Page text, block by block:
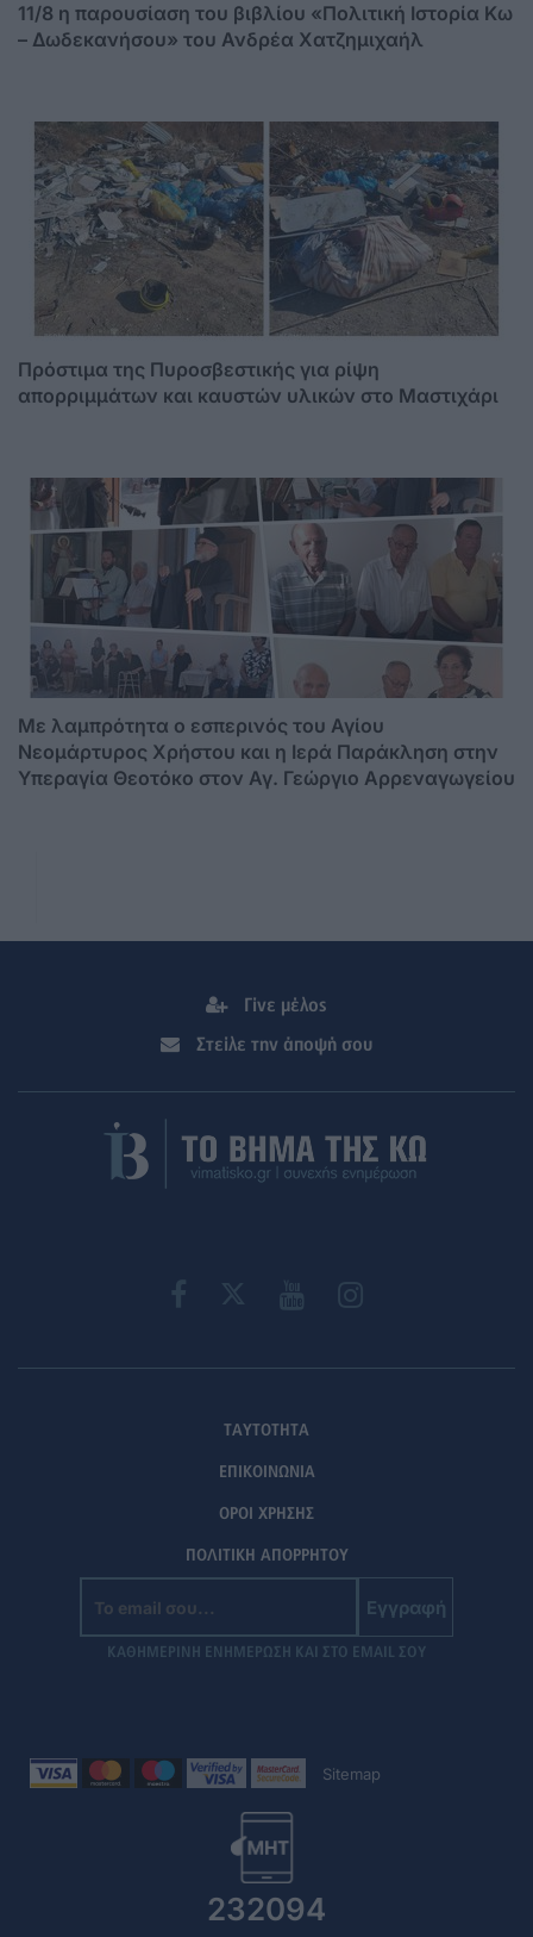
11/8 η παρουσίαση του βιβλίου «Πολιτική Ιστορία Κω
– Δωδεκανήσου» του Ανδρέα Χατζημιχαήλ
Πρόστιμα της Πυροσβεστικής για ρίψη
απορριμμάτων και καυστών υλικών στο Μαστιχάρι
Mε λαμπρότητα ο εσπερινός του Αγίου
Νεομάρτυρος Χρήστου και η Ιερά Παράκληση στην
Υπεραγία Θεοτόκο στον Αγ. Γεώργιο Αρρεναγωγείου
Γίνε μέλος
Στείλε την άποψή σου
ΤΑΥΤΟΤΗΤΑ
ΕΠΙΚΟΙΝΩΝΙΑ
ΟΡΟΙ ΧΡΗΣΗΣ
ΠΟΛΙΤΙΚΗ ΑΠΟΡΡΗΤΟΥ
Εγγραφή
ΚΑΘΗΜΕΡΙΝΗ ΕΝΗΜΕΡΩΣΗ ΚΑΙ ΣΤΟ EMAIL ΣΟΥ
Sitemap
232094